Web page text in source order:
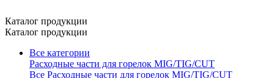
Каталог продукции
Каталог продукции
Все категории
Расходные части для горелок MIG/TIG/CUT
Все Расходные части для горелок MIG/TIG/CUT